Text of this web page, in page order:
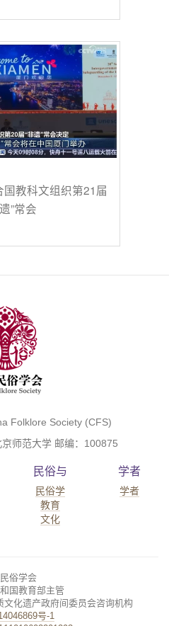
教科文组织第21届
”常会
Folklore Society (CFS)
师范大学 邮编：100875
民俗与
民俗学
教育
文化
学者
学者
俗学会
国教育部主管
化遗产政府间委员会咨询机构
号-1